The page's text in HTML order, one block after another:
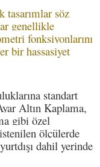
tasarımlar söz
genellikle
fonksiyonlarını
bir hassasiyet
standart
Altın Kaplama,
gibi özel
ölçülerde
dahil yerinde